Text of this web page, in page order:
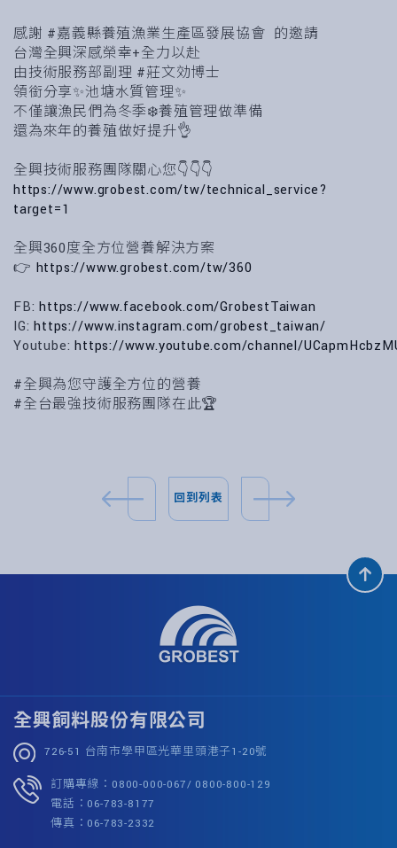
感謝 #嘉義縣養殖漁業生產區發展協會 的邀請
台灣全興深感榮幸+全力以赴
由技術服務部副理 #莊文効博士
領銜分享✨池塘水質管理✨
不僅讓漁民們為冬季❄️養殖管理做準備
還為來年的養殖做好提升👌
全興技術服務團隊關心您👇👇👇
https://www.grobest.com/tw/technical_service?
target=1
全興360度全方位營養解決方案
👉 https://www.grobest.com/tw/360
FB: https://www.facebook.com/GrobestTaiwan
IG: https://www.instagram.com/grobest_taiwan/
Youtube: https://www.youtube.com/channel/
#全興為您守護全方位的營養
#全台最強技術服務團隊在此🏆
回到列表
全興飼料股份有限公司
726-51 台南市學甲區光華里頭港子1-20號
訂購專線：0800-000-067/ 0800-800-129
電話：06-783-8177
傳真：06-783-2332